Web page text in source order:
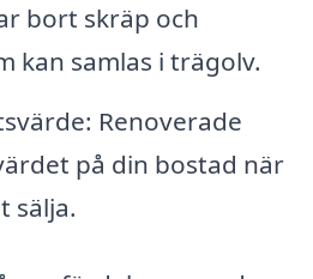
bort skräp och
kan samlas i trägolv.
Renoverade
på din bostad när
sälja.